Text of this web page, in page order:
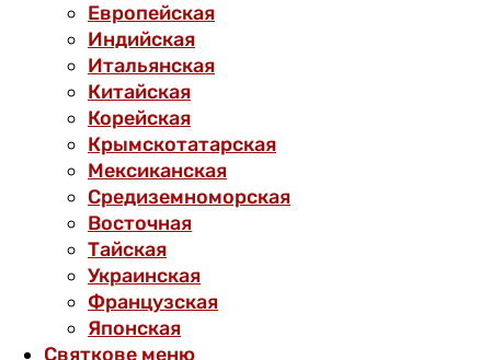
Европейская
Индийская
Итальянская
Китайская
Корейская
Крымскотатарская
Мексиканская
Средиземноморская
Восточная
Тайская
Украинская
Французская
Японская
Святкове меню